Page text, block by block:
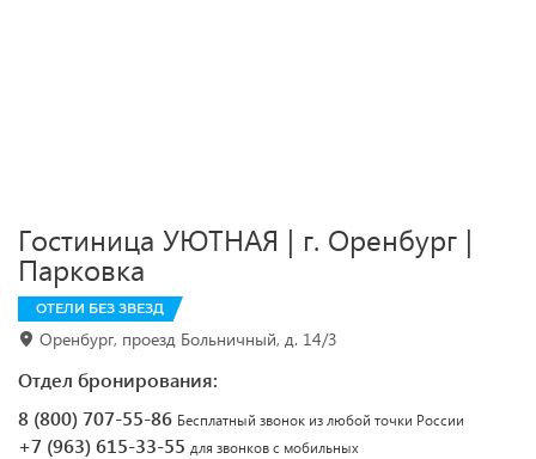
Гостиница УЮТНАЯ | г. Оренбург |
Парковка
ОТЕЛИ БЕЗ ЗВЕЗД
Оренбург, проезд Больничный, д. 14/3
Отдел бронирования:
8 (800) 707-55-86 Бесплатный звонок из любой точки России
+7 (963) 615-33-55 для звонков с мобильных